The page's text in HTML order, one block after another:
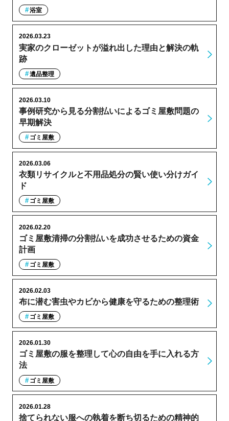
浴室
実家のクローゼットが溢れ出した理由と解決の軌
跡
2026.03.23
遺品整理
事例研究から見る分割払いによるゴミ屋敷問題の
早期解決
2026.03.10
ゴミ屋敷
衣類リサイクルと不用品処分の賢い使い分けガイ
ド
2026.03.06
ゴミ屋敷
ゴミ屋敷清掃の分割払いを成功させるための資金
計画
2026.02.20
ゴミ屋敷
布に潜む害虫やカビから健康を守るための整理術
2026.02.03
ゴミ屋敷
ゴミ屋敷の服を整理して心の自由を手に入れる方
法
2026.01.30
ゴミ屋敷
捨てられない服への執着を断ち切るための精神的
2026.01.28